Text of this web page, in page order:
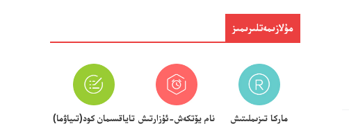
مۇلازىمەتلىرىمىز
ماركا تىزىملىتىش نام يۆتكەش-ئۇزارتىش تاياقسىمان كود(تىياۋما)